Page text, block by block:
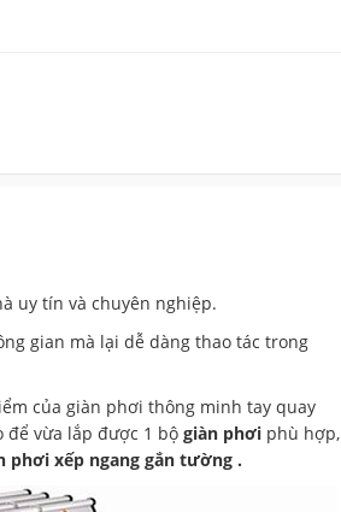
uy tín và chuyên nghiệp.
gian mà lại dễ dàng thao tác trong
của giàn phơi thông minh tay quay
để vừa lắp được 1 bộ giàn phơi phù hợp,
phơi xếp ngang gắn tường .